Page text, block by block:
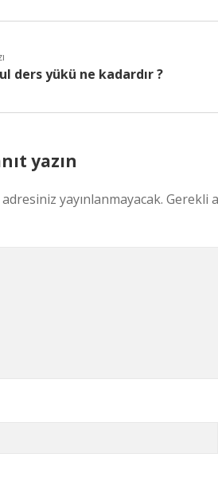
ders yükü ne kadardır ?
yazın
yayınlanmayacak. Gerekli